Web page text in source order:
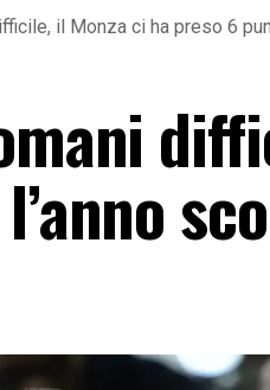
il Monza ci ha preso 6